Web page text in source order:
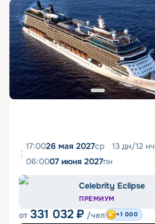
17:0026 мая 2027ср 13 дн/12 нч
06:0007 июня 2027пн
Celebrity Eclipse
ПРЕМИУМ
от 331 032 ₽ /чел +1 000